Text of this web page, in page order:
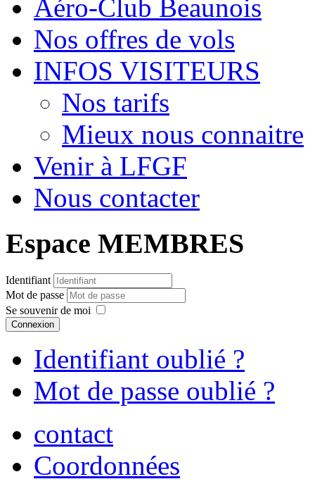
Aéro-Club Beaunois
Nos offres de vols
INFOS VISITEURS
Nos tarifs
Mieux nous connaitre
Venir à LFGF
Nous contacter
Espace MEMBRES
Identifiant
Mot de passe
Se souvenir de moi
Connexion
Identifiant oublié ?
Mot de passe oublié ?
contact
Coordonnées